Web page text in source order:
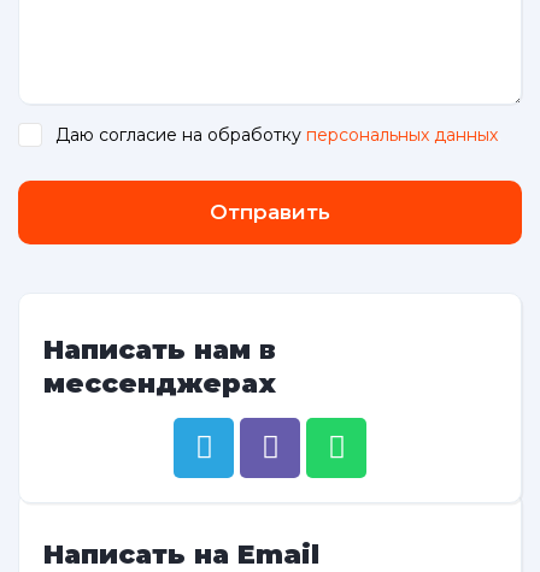
Даю согласие на обработку персональных данных
Отправить
Написать нам в
мессенджерах
Написать на Email